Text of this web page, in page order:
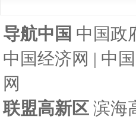
导航中国 中国政
中国经济网 | 中
网
联盟高新区 滨海